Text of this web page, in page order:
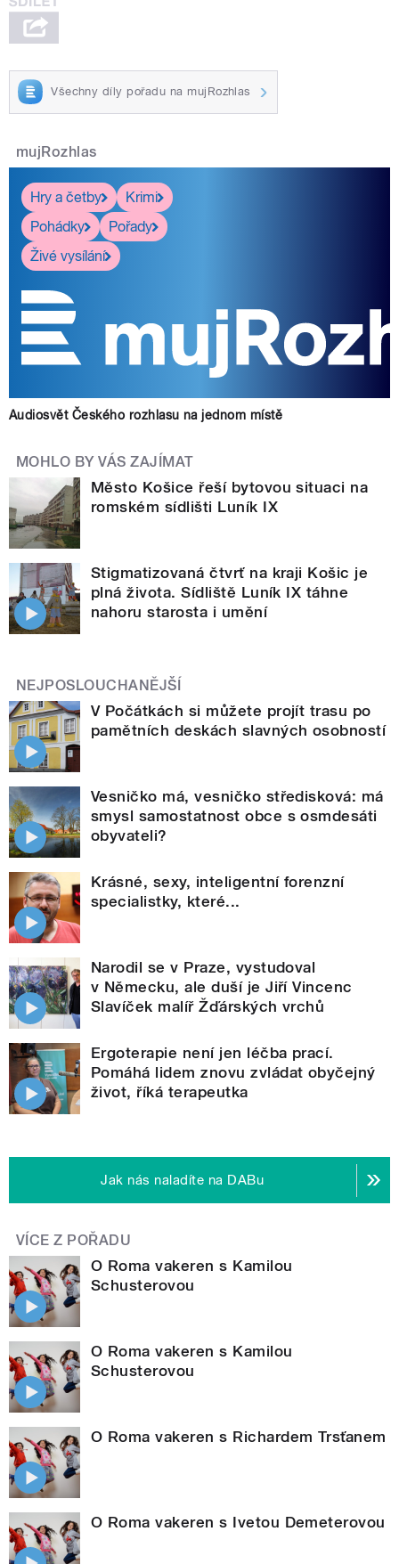
Všechny díly pořadu na mujRozhlas
mujRozhlas
Hry a četby
Krimi
Pohádky
Pořady
Živé vysílání
Audiosvět Českého rozhlasu na jednom místě
MOHLO BY VÁS ZAJÍMAT
Město Košice řeší bytovou situaci na
romském sídlišti Luník IX
Stigmatizovaná čtvrť na kraji Košic je
plná života. Sídliště Luník IX táhne
nahoru starosta i umění
NEJPOSLOUCHANĚJŠÍ
V Počátkách si můžete projít trasu po
pamětních deskách slavných osobností
Vesničko má, vesničko středisková: má
smysl samostatnost obce s osmdesáti
obyvateli?
Krásné, sexy, inteligentní forenzní
specialistky, které...
Narodil se v Praze, vystudoval
v Německu, ale duší je Jiří Vincenc
Slavíček malíř Žďárských vrchů
Ergoterapie není jen léčba prací.
Pomáhá lidem znovu zvládat obyčejný
život, říká terapeutka
Jak nás naladíte na DABu
VÍCE Z POŘADU
O Roma vakeren s Kamilou
Schusterovou
O Roma vakeren s Kamilou
Schusterovou
O Roma vakeren s Richardem Trsťanem
O Roma vakeren s Ivetou Demeterovou